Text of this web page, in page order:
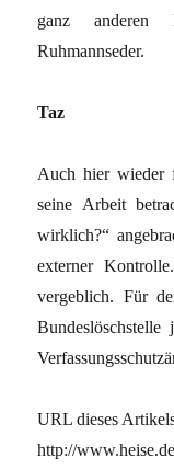
ganz anderen
Ruhmannseder.
Taz
Auch hier wieder
seine Arbeit
wirklich?“
externer
vergeblich. Für
URL dieses
http://